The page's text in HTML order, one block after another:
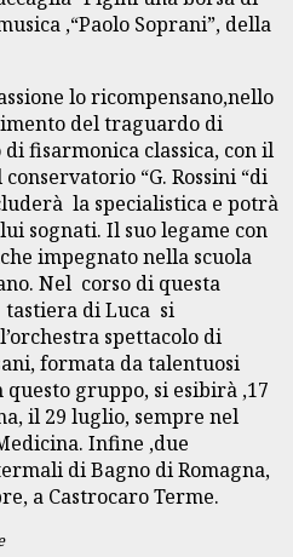
,“Paolo Soprani”, della
lo ricompensano,nello
del traguardo di
fisarmonica classica, con il
“G. Rossini “di
la specialistica e potrà
sognati. Il suo legame con
impegnato nella scuola
Nel corso di questa
di Luca si
spettacolo di
formata da talentuosi
gruppo, si esibirà ,17
il 29 luglio, sempre nel
Infine ,due
di Bagno di Romagna,
a Castrocaro Terme.